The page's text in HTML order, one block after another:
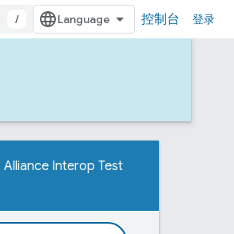
/ 控制台 登录
Alliance Interop Test